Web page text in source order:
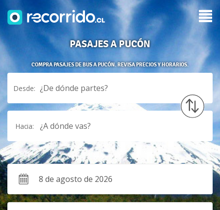
PASAJES A PUCÓN
COMPRA PASAJES DE BUS A PUCÓN. REVISA PRECIOS Y HORARIOS.
Desde: ¿De dónde partes?
Hacia: ¿A dónde vas?